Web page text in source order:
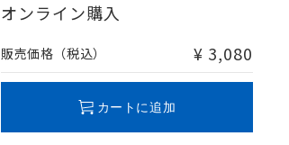
オンライン購入
販売価格（税込） ¥ 3,080
カートに追加